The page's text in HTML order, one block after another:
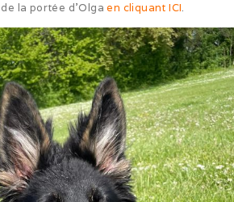
(08/26)
(05/26)
à la neige (02/26)
(01/26)
la portée d’Olgaen cliquant ICI.